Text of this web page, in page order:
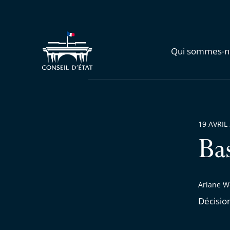
Qui sommes-
Ariane
19